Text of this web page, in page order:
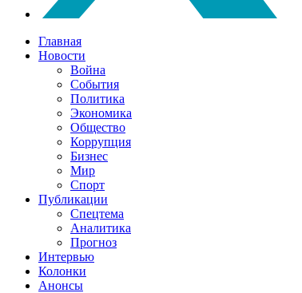
Главная
Новости
Война
События
Политика
Экономика
Общество
Коррупция
Бизнес
Мир
Спорт
Публикации
Спецтема
Аналитика
Прогноз
Интервью
Колонки
Анонсы